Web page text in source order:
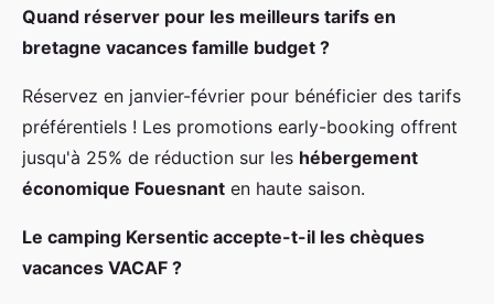
Quand réserver pour les meilleurs tarifs en
bretagne vacances famille budget ?
Réservez en janvier-février pour bénéficier des tarifs
préférentiels ! Les promotions early-booking offrent
jusqu'à 25% de réduction sur les hébergement
économique Fouesnant en haute saison.
Le camping Kersentic accepte-t-il les chèques
vacances VACAF ?